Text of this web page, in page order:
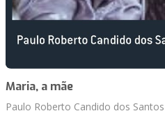
Maria, a mãe
Paulo Roberto Candido dos Santos